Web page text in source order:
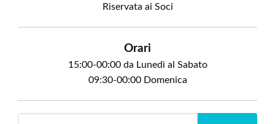
Riservata ai Soci
Orari
15:00-00:00 da Lunedì al Sabato
09:30-00:00 Domenica